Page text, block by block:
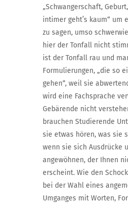
„Schwangerschaft,
intimer geht’s kaum“ um
zu sagen, umso
hier der Tonfall nicht
ist der Tonfall rau und
Formulierungen, „die so
gehen“, weil sie
wird eine Fachsprache
Gebärende nicht
brauchen Studierende
sie etwas hören, was sie
wenn sie sich Ausdrücke
angewöhnen, der Ihnen
erscheint. Wie den
bei der Wahl eines
Umganges mit Worten,